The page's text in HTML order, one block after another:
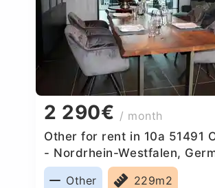
2 290€ / month
Other for rent in 10a 51491
- Nordrhein-Westfalen,
Other
229m2